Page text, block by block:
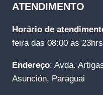
ATENDIMENTO
Horário de
feira das 08:00 as 23hrs
Endereço: Avda.
Asunción, Paraguai